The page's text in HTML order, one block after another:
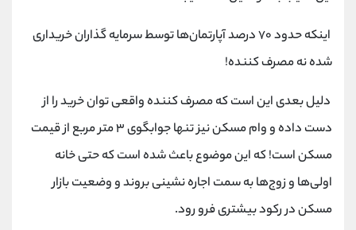
اینکه حدود ۷۰ درصد آپارتمان‌ها توسط سرمایه گذاران خریداری
شده نه مصرف کننده!
دلیل بعدی این است که مصرف کننده واقعی توان خرید را از
دست داده و وام مسکن نیز تنها جوابگوی ۳ متر مربع از قیمت
مسکن است! که این موضوع باعث شده است که حتی خانه
اولی‌ها و زوج‌ها به سمت اجاره نشینی بروند و وضعیت بازار
مسکن در رکود بیشتری فرو رود.